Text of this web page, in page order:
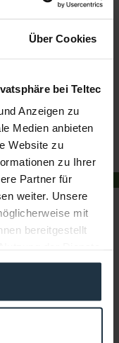
Über Cookies
bei Teltec
Anzeigen zu
Medien anbieten
Website zu
zu Ihrer
Partner für
weiter. Unsere
mit
bereitgestellt
date
CASHBACK
CMOS, 4K